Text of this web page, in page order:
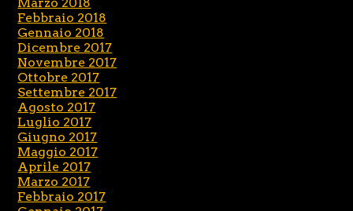
Marzo 2018
Febbraio 2018
Gennaio 2018
Dicembre 2017
Novembre 2017
Ottobre 2017
Settembre 2017
Agosto 2017
Luglio 2017
Giugno 2017
Maggio 2017
Aprile 2017
Marzo 2017
Febbraio 2017